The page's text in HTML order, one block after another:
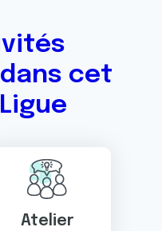
cet
Atelier